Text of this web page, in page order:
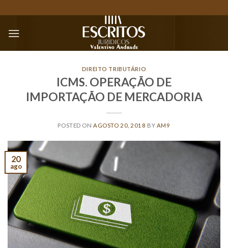
to
content
DIREITO TRIBUTÁRIO
ICMS. OPERAÇÃO DE
IMPORTAÇÃO DE MERCADORIA
POSTED ONAGOSTO 20, 2018 BY AM9
20
ago